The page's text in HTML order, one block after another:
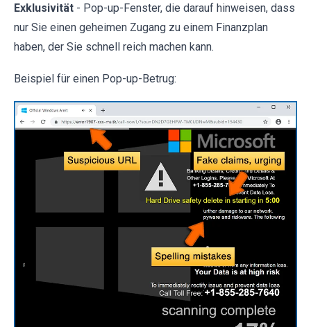
Exklusivität - Pop-up-Fenster, die darauf hinweisen, dass
nur Sie einen geheimen Zugang zu einem Finanzplan
haben, der Sie schnell reich machen kann.
Beispiel für einen Pop-up-Betrug: